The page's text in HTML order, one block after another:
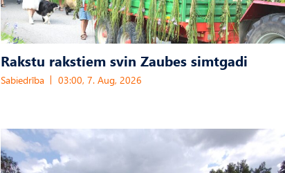
Rakstu rakstiem svin Zaubes simtgadi
Sabiedrība 03:00, 7. Aug, 2026